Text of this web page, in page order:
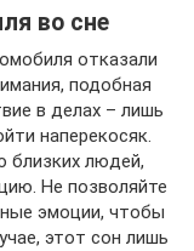
во сне
отказали
подобная
в делах – лишь
наперекосяк.
близких людей,
Не позволяйте
эмоции, чтобы
этот сон лишь